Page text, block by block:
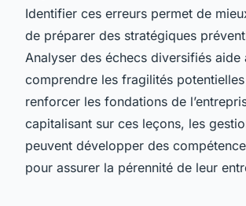
Identifier ces erreurs permet de
de préparer des stratégiques
Analyser des échecs diversifiés aide
comprendre les fragilités
renforcer les fondations de
capitalisant sur ces leçons, les
peuvent développer des
pour assurer la pérennité de leur